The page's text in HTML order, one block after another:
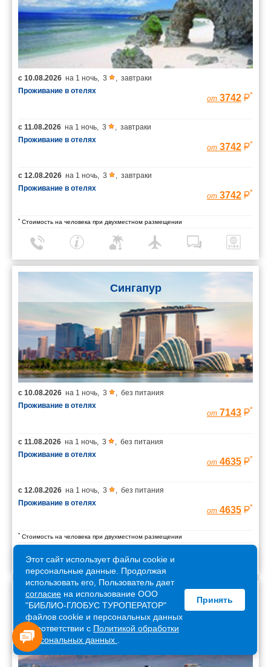
с 10.08.2026 на 1 ночь, 3 , завтраки
Проживание в отелях
от 3742 *
с 11.08.2026 на 1 ночь, 3 , завтраки
Проживание в отелях
от 3742 *
с 12.08.2026 на 1 ночь, 3 , завтраки
Проживание в отелях
от 3742 *
* Стоимость на человека при двухместном размещении
Сингапур
с 10.08.2026 на 1 ночь 3
без питания
Проживание в отелях
от 7143 *
с 11.08.2026 на 1 ночь 3
без питания
Проживание в отелях
от 4635 *
с 12.08.2026 на 1 ночь 3
без питания
Проживание в отелях
от 4635 *
* Стоимость на человека при двухместном размещении
Армения
Этот сайт использует файлы cookie и
персональные данные. Продолжая
использовать его, Пользователь дает
согласие на использование ООО
"БИБЛИО-ГЛОБУС ТУРОПЕРАТОР"
файлов cookie и персональных данных
в соответствии с Политикой обработки
персональных данных
Принять